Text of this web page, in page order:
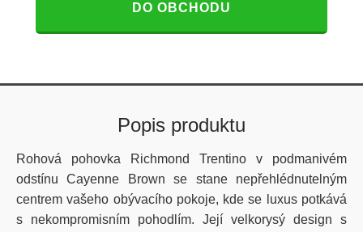
DO OBCHODU
Popis produktu
Rohová pohovka Richmond Trentino v podmanivém
odstínu Cayenne Brown se stane nepřehlédnutelným
centrem vašeho obývacího pokoje, kde se luxus potkává
s nekompromisním pohodlím. Její velkorysý design s